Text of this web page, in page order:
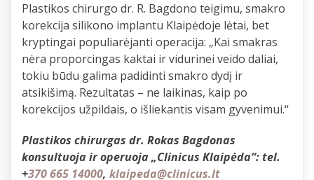
Plastikos chirurgo dr. R. Bagdono teigimu, smakro
korekcija silikono implantu Klaipėdoje lėtai, bet
kryptingai populiarėjanti operacija: „Kai smakras
nėra proporcingas kaktai ir vidurinei veido daliai,
tokiu būdu galima padidinti smakro dydį ir
atsikišimą. Rezultatas – ne laikinas, kaip po
korekcijos užpildais, o išliekantis visam gyvenimui.“
Plastikos chirurgas dr. Rokas Bagdonas
konsultuoja ir operuoja „Clinicus Klaipėda“: tel.
+370 665 14000, klaipeda@clinicus.lt